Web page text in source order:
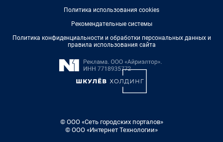
Политика использования cookies
Рекомендательные системы
Политика конфиденциальности и обработки персональных данных и
правила использования сайта
© ООО «Сеть городских порталов»
© ООО «Интернет Технологии»